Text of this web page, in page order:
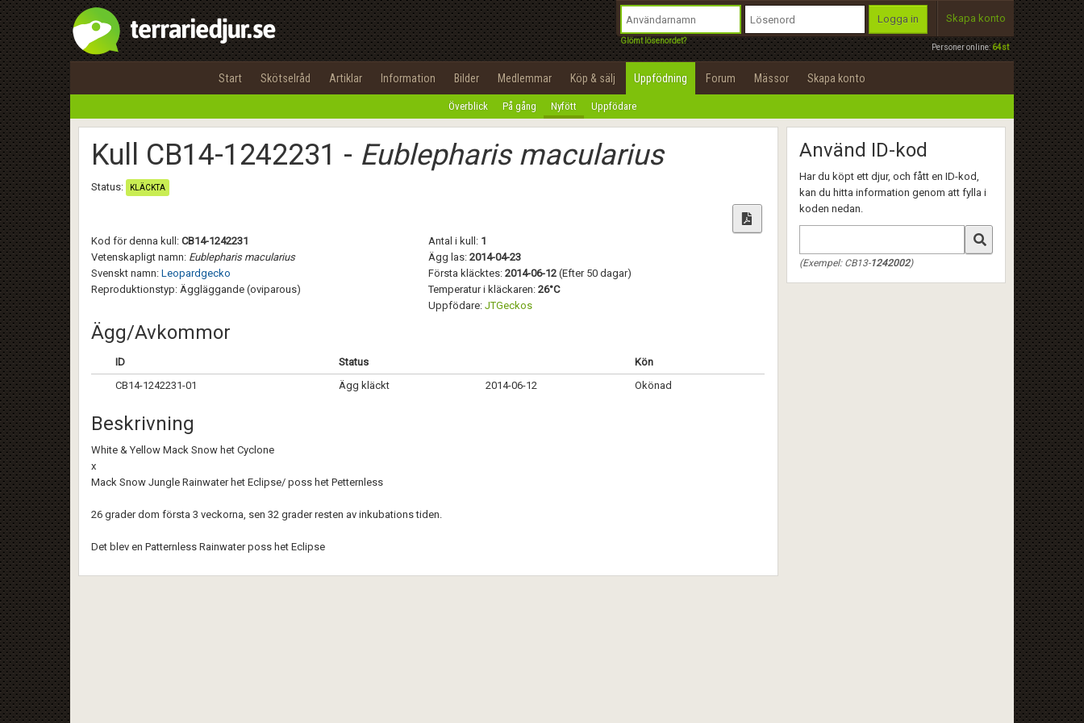
Personer online:64st
Logga in
Glömt lösenordet?
Skapa konto
Start Skötselråd Artiklar Information Bilder Medlemmar Köp & sälj Uppfödning Forum Mässor Skapa konto
Överblick På gång Nyfött Uppfödare
Kull CB14-1242231 - Eublepharis macularius
Status: KLÄCKTA
Kod för denna kull: CB14-1242231
Vetenskapligt namn: Eublepharis macularius
Svenskt namn: Leopardgecko
Reproduktionstyp: Äggläggande (oviparous)
Antal i kull: 1
Ägg las: 2014-04-23
Första kläcktes: 2014-06-12(Efter 50 dagar)
Temperatur i kläckaren: 26°C
Uppfödare: JTGeckos
Ägg/Avkommor
ID Status
Kön
CB14-1242231-01
Ägg kläckt 2014-06-12 Okönad
Beskrivning
White & Yellow Mack Snow het Cyclone
x
Mack Snow Jungle Rainwater het Eclipse/ poss het Petternless
26 grader dom första 3 veckorna, sen 32 grader resten av inkubations tiden.
Det blev en Patternless Rainwater poss het Eclipse
Använd ID-kod
Har du köpt ett djur, och fått en ID-kod,
kan du hitta information genom att fylla i
koden nedan.
(Exempel: CB13-1242002)
Utför
100%
OK
integritetspolicy
Namn:
Epost:
Lösenord:
Begär nytt lösenord
Tillbaka till förstasidan